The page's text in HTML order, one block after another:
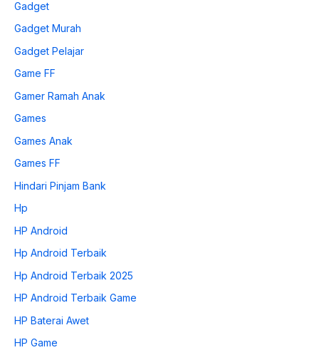
Gadget
Gadget Murah
Gadget Pelajar
Game FF
Gamer Ramah Anak
Games
Games Anak
Games FF
Hindari Pinjam Bank
Hp
HP Android
Hp Android Terbaik
Hp Android Terbaik 2025
HP Android Terbaik Game
HP Baterai Awet
HP Game